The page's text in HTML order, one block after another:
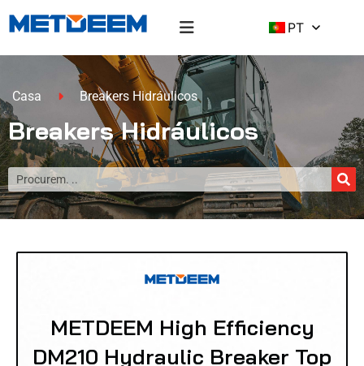
PT
Casa Breakers Hidráulicos
Breakers Hidráulicos
METDEEM High Efficiency
DM210 Hydraulic Breaker Top